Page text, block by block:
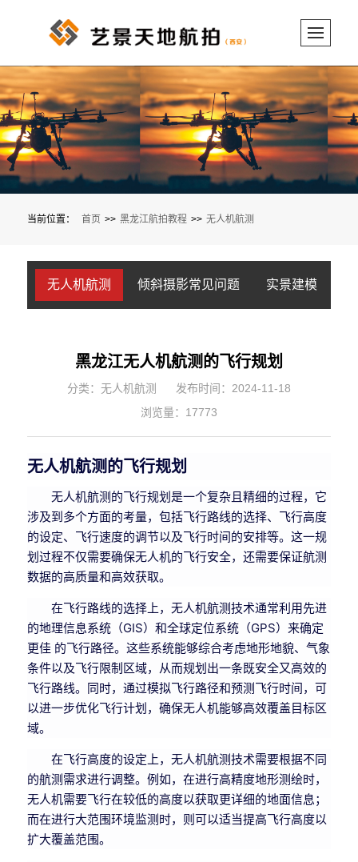
当前位置： 首页 >> 黑龙江航拍教程 >> 无人机航测
无人机航测 倾斜摄影常见问题 实景建模
黑龙江无人机航测的飞行规划
分类：无人机航测
发布时间：2024-11-18
浏览量：17773
无人机航测的飞行规划
无人机航测的飞行规划是一个复杂且精细的过程，它
涉及到多个方面的考量，包括飞行路线的选择、飞行高度
的设定、飞行速度的调节以及飞行时间的安排等。这一规
划过程不仅需要确保无人机的飞行安全，还需要保证航测
数据的高质量和高效获取。
在飞行路线的选择上，无人机航测技术通常利用先进
的地理信息系统（GIS）和全球定位系统（GPS）来确定
更佳 的飞行路径。这些系统能够综合考虑地形地貌、气象
条件以及飞行限制区域，从而规划出一条既安全又高效的
飞行路线。同时，通过模拟飞行路径和预测飞行时间，可
以进一步优化飞行计划，确保无人机能够高效覆盖目标区
域。
在飞行高度的设定上，无人机航测技术需要根据不同
的航测需求进行调整。例如，在进行高精度地形测绘时，
无人机需要飞行在较低的高度以获取更详细的地面信息；
而在进行大范围环境监测时，则可以适当提高飞行高度以
扩大覆盖范围。